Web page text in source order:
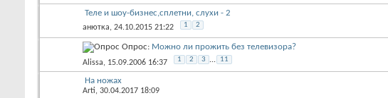
Теле и шоу-бизнес,сплетни, слухи - 2
анютка, 24.10.2015 21:22 1 2
Опрос: Можно ли прожить без телевизора?
Alissa, 15.09.2006 16:37 1 2 3 ... 11
На ножах
Arti, 30.04.2017 18:09